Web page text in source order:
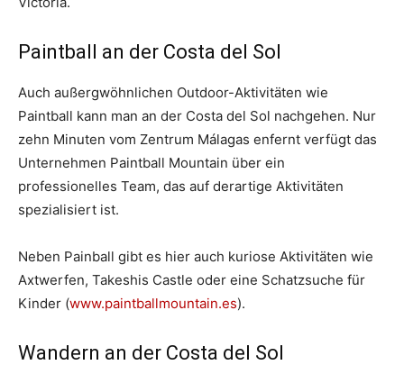
Paintball an der Costa del Sol
Auch außergwöhnlichen Outdoor-Aktivitäten wie
Paintball kann man an der Costa del Sol nachgehen. Nur
zehn Minuten vom Zentrum Málagas enfernt verfügt das
Unternehmen Paintball Mountain über ein
professionelles Team, das auf derartige Aktivitäten
spezialisiert ist.
Neben Painball gibt es hier auch kuriose Aktivitäten wie
Axtwerfen, Takeshis Castle oder eine Schatzsuche für
Kinder (www.paintballmountain.es).
Wandern an der Costa del Sol